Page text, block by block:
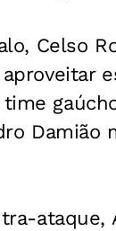
Celso
Damião
ataque,